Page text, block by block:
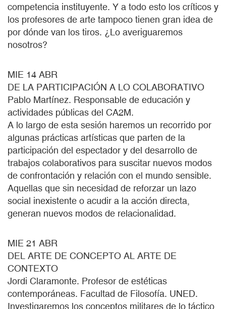
competencia instituyente. Y a todo esto los críticos y
los profesores de arte tampoco tienen gran idea de
por dónde van los tiros. ¿Lo averiguaremos
nosotros?
MIE 14 ABR
DE LA PARTICIPACIÓN A LO COLABORATIVO
Pablo Martínez. Responsable de educación y
actividades públicas del CA2M.
A lo largo de esta sesión haremos un recorrido por
algunas prácticas artísticas que parten de la
participación del espectador y del desarrollo de
trabajos colaborativos para suscitar nuevos modos
de confrontación y relación con el mundo sensible.
Aquellas que sin necesidad de reforzar un lazo
social inexistente o acudir a la acción directa,
generan nuevos modos de relacionalidad.
MIE 21 ABR
DEL ARTE DE CONCEPTO AL ARTE DE
CONTEXTO
Jordi Claramonte. Profesor de estéticas
contemporáneas. Facultad de Filosofía. UNED.
Investigaremos los conceptos militares de lo táctico,